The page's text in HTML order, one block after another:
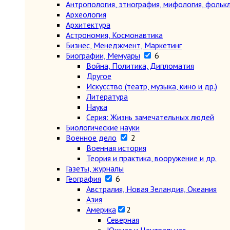
Антропология, этнография, мифология,
Археология
Архитектура
Астрономия, Космонавтика
Бизнес, Менеджмент, Маркетинг
Биографии, Мемуары
6
Война, Политика, Дипломатия
Другое
Искусство (театр, музыка, кино и др.)
Литература
Наука
Серия: Жизнь замечательных людей
Биологические науки
Военное дело
2
Военная история
Теория и практика, вооружение и др.
Газеты, журналы
География
6
Австралия, Новая Зеландия, Океания
Азия
Америка
2
Северная